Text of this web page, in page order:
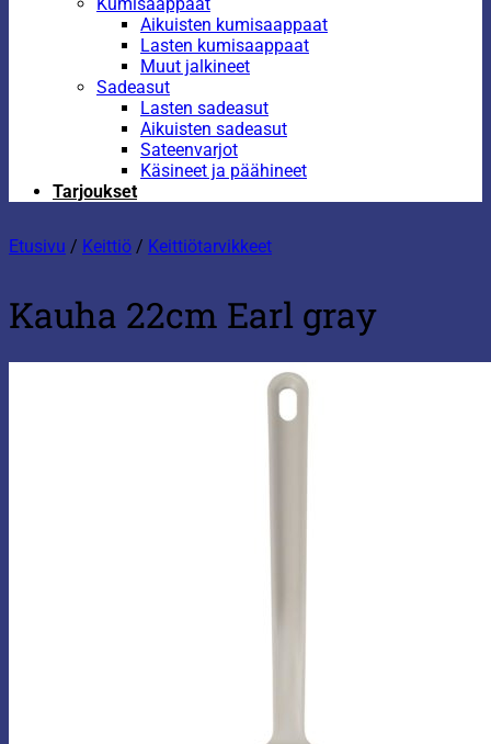
Aikuisten kumisaappaat
Lasten kumisaappaat
Muut jalkineet
Sadeasut
Lasten sadeasut
Aikuisten sadeasut
Sateenvarjot
Käsineet ja päähineet
Tarjoukset
Etusivu / Keittiö / Keittiötarvikkeet
Kauha 22cm Earl gray